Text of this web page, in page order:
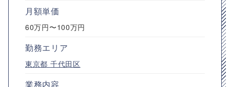
月額単価
60万円〜100万円
勤務エリア
東京都 千代田区
業務内容